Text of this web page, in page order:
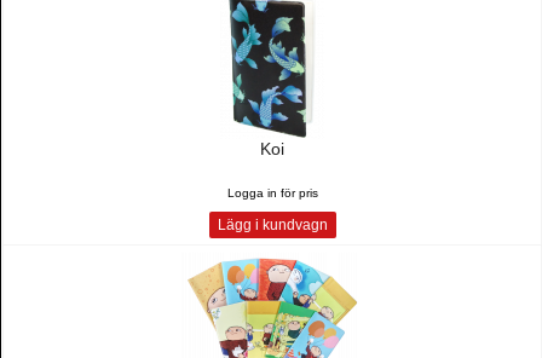
Koi
Logga in för pris
Lägg i kundvagn